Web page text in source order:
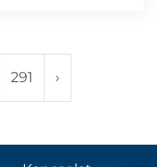
291 ›